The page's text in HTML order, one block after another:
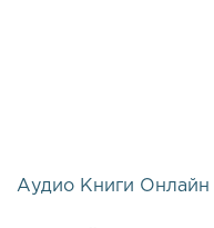
Аудио Книги Онлайн